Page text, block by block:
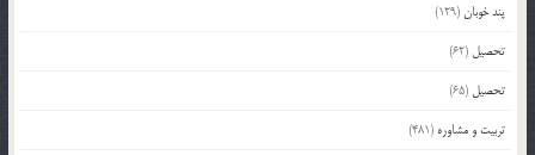
پند خوبان(129)
تحصیل (62)
تحصیل (65)
تربیت و مشاوره (481)